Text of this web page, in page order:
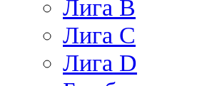
Лига В
Лига С
Лига D